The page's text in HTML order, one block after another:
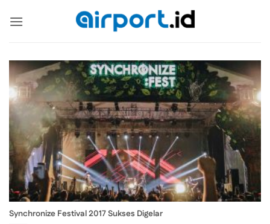
Synchronize Festival 2017 Sukses Digelar